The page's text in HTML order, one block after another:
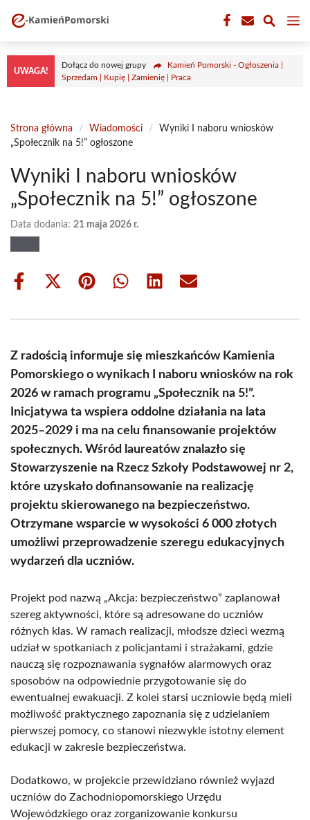
treści
UWAGA!
Dołącz do nowej grupy
Kamień Pomorski - Ogłoszenia |
Sprzedam | Kupię | Zamienię | Praca
Strona główna / Wiadomości /
Wyniki I naboru wniosków
„Społecznik na 5!” ogłoszone
Wyniki I naboru wniosków
„Społecznik na 5!” ogłoszone
Data dodania: 21 maja 2026 r.
Share
Share
(Twitter)
Share Share Share Share
Z radością informuje się mieszkańców Kamienia
Pomorskiego o wynikach I naboru wniosków na rok
2026 w ramach programu „Społecznik na 5!”.
Inicjatywa ta wspiera oddolne działania na lata
2025–2029 i ma na celu finansowanie projektów
społecznych. Wśród laureatów znalazło się
Stowarzyszenie na Rzecz Szkoły Podstawowej nr 2,
które uzyskało dofinansowanie na realizację
projektu skierowanego na bezpieczeństwo.
Otrzymane wsparcie w wysokości 6 000 złotych
umożliwi przeprowadzenie szeregu edukacyjnych
wydarzeń dla uczniów.
Projekt pod nazwą „Akcja: bezpieczeństwo” zaplanował
szereg aktywności, które są adresowane do uczniów
różnych klas. W ramach realizacji, młodsze dzieci wezmą
udział w spotkaniach z policjantami i strażakami, gdzie
nauczą się rozpoznawania sygnałów alarmowych oraz
sposobów na odpowiednie przygotowanie się do
ewentualnej ewakuacji. Z kolei starsi uczniowie będą mieli
możliwość praktycznego zapoznania się z udzielaniem
pierwszej pomocy, co stanowi niezwykle istotny element
edukacji w zakresie bezpieczeństwa.
Dodatkowo, w projekcie przewidziano również wyjazd
uczniów do Zachodniopomorskiego Urzędu
Wojewódzkiego oraz zorganizowanie konkursu